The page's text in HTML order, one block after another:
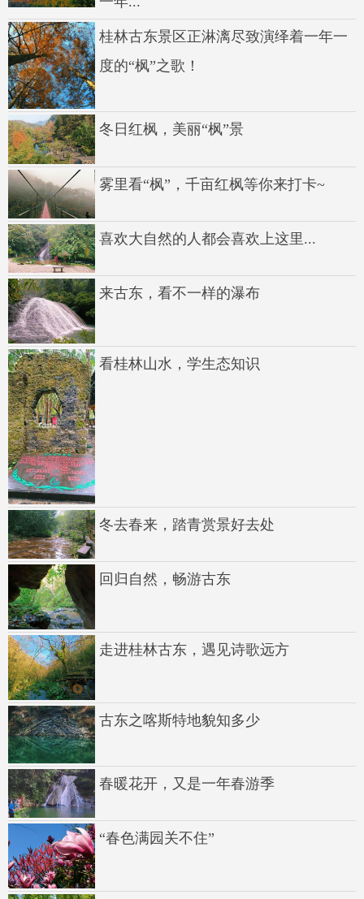
桂林古东景区正淋漓尽致演绎着一年一
度的“枫”之歌！
冬日红枫，美丽“枫”景
雾里看“枫”，千亩红枫等你来打卡~
喜欢大自然的人都会喜欢上这里...
来古东，看不一样的瀑布
看桂林山水，学生态知识
冬去春来，踏青赏景好去处
回归自然，畅游古东
走进桂林古东，遇见诗歌远方
古东之喀斯特地貌知多少
春暖花开，又是一年春游季
“春色满园关不住”